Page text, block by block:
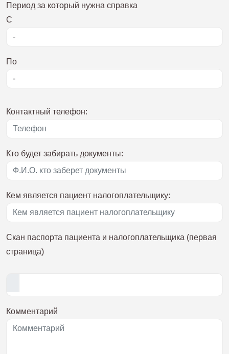
Период за который нужна справка
C
По
Контактный телефон:
Кто будет забирать документы:
Кем является пациент налогоплательщику:
Скан паспорта пациента и налогоплательщика (первая
страница)
Комментарий